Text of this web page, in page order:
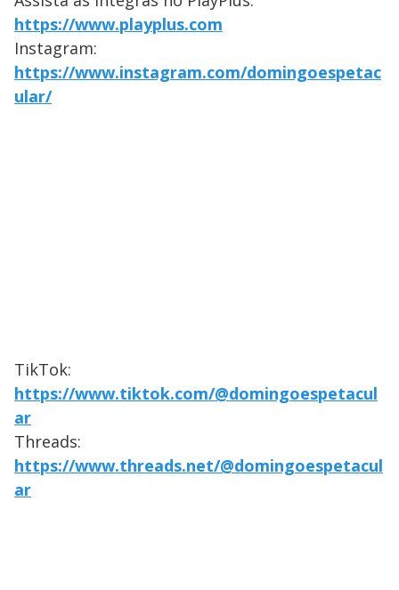
https://www.playplus.com
Instagram:
https://www.instagram.com/domingoespetac
ular/
TikTok:
https://www.tiktok.com/@domingoespetacul
ar
Threads:
https://www.threads.net/@domingoespetacul
ar